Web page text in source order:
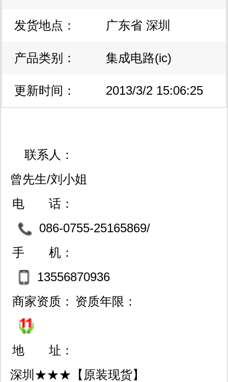
发货地点： 广东省 深圳
产品类别： 集成电路(ic)
更新时间： 2013/3/2 15:06:25
联系人：
曾先生/刘小姐
电 话：
086-0755-25165869/
13556870936
手 机：
13556870936
商家资质： 资质年限：
地 址：
深圳★★★【原装现货】